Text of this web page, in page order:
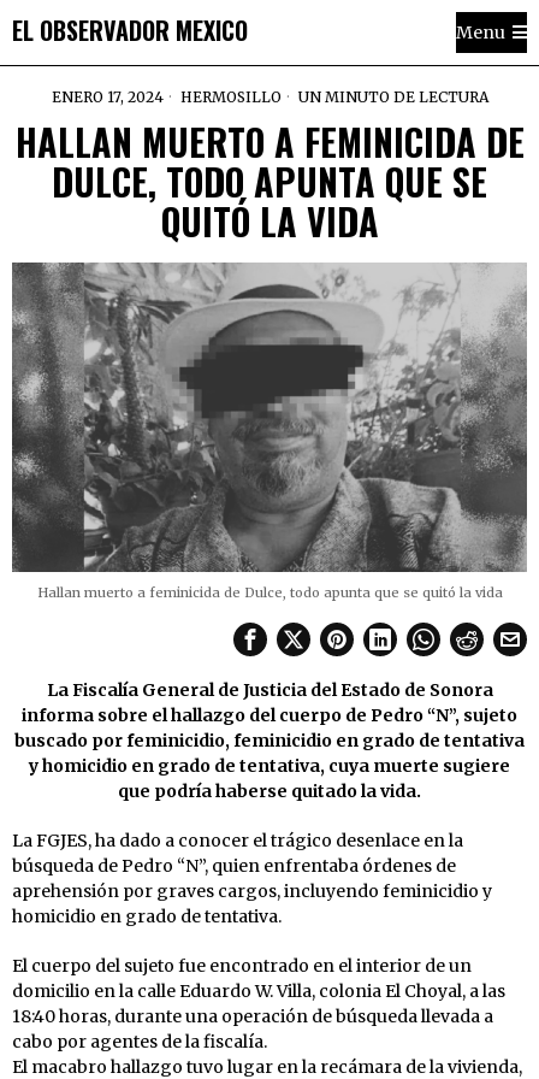
EL OBSERVADOR MEXICO Menu
ENERO 17, 2024 HERMOSILLO UN MINUTO DE LECTURA
HALLAN MUERTO A FEMINICIDA DE
DULCE, TODO APUNTA QUE SE
QUITÓ LA VIDA
Hallan muerto a feminicida de Dulce, todo apunta que se quitó la vida
La Fiscalía General de Justicia del Estado de Sonora
informa sobre el hallazgo del cuerpo de Pedro “N”, sujeto
buscado por feminicidio, feminicidio en grado de tentativa
y homicidio en grado de tentativa, cuya muerte sugiere
que podría haberse quitado la vida.
La FGJES, ha dado a conocer el trágico desenlace en la
búsqueda de Pedro “N”, quien enfrentaba órdenes de
aprehensión por graves cargos, incluyendo feminicidio y
homicidio en grado de tentativa.
El cuerpo del sujeto fue encontrado en el interior de un
domicilio en la calle Eduardo W. Villa, colonia El Choyal, a las
18:40 horas, durante una operación de búsqueda llevada a
cabo por agentes de la fiscalía.
El macabro hallazgo tuvo lugar en la recámara de la vivienda,